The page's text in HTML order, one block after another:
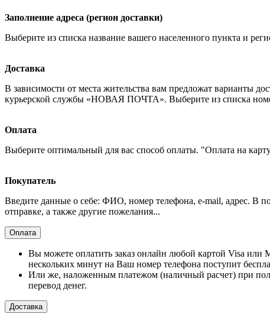
Заполнение адреса (регион доставки)
Выберите из списка название вашего населенного пункта и
Доставка
В зависимости от места жительства вам предложат варианты
курьерской службы «НОВАЯ ПОЧТА». Выберите из списка
Оплата
Выберите оптимальный для вас способ оплаты. "Оплата на
Покупатель
Введите данные о себе: ФИО, номер телефона, e-mail, адрес. В
отправке, а также другие пожелания...
Оплата
Вы можете оплатить заказ онлайн любой картой Visa или
нескольких минут на Ваш номер телефона поступит
Или же, наложенным платежом (наличный расчет) при
перевод денег.
Доставка